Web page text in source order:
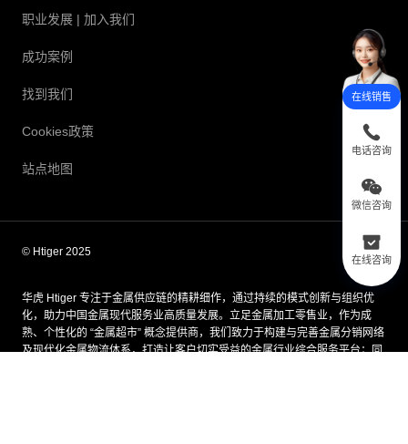
职业发展 | 加入我们
成功案例
找到我们
Cookies政策
站点地图
© Htiger 2025
华虎 Htiger 专注于金属供应链的精耕细作，通过持续的模式创新与组织优
化，助力中国金属现代服务业高质量发展。立足金属加工零售业，作为成
熟、个性化的 “金属超市” 概念提供商，我们致力于构建与完善金属分销网络
及现代化金属物流体系，打造让客户切实受益的金属行业综合服务平台；同
在线销售
电话咨询
微信咨询
在线咨询